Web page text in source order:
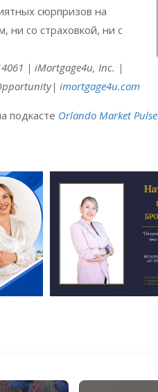
сюрпризов на
ни со страховкой, ни с
| iMortgage4u, Inc. |
imortgage4u.com
подкасте Orlando Market Pulse